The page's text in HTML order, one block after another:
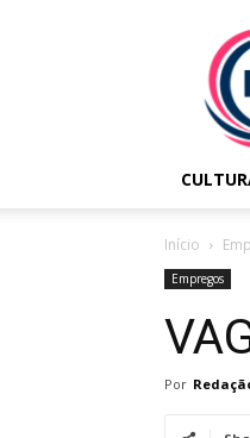
Início
Empregos
Por